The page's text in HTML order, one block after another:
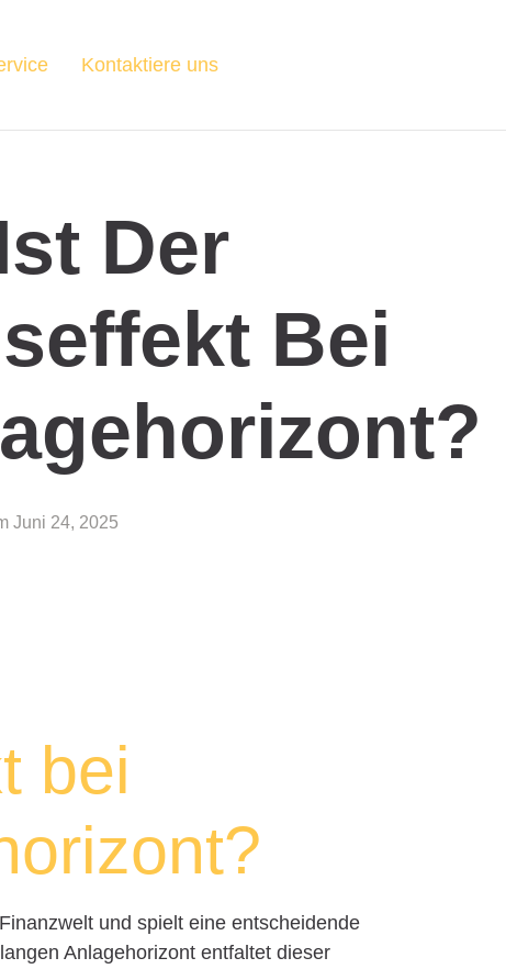
Kontaktiere uns
Der
Bei
Juni 24, 2025
bei
und spielt eine entscheidende
Anlagehorizont entfaltet dieser